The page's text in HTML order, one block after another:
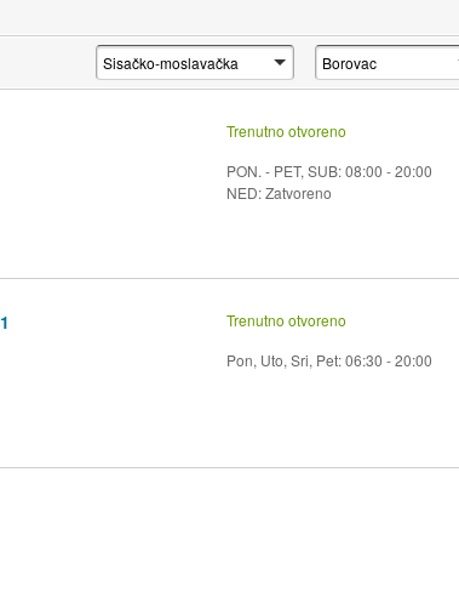
Trenutno otvoreno
PON. - PET, SUB: 08:00 - 20:00
NED: Zatvoreno
Trenutno otvoreno
Pon, Uto, Sri, Pet: 06:30 - 20:00